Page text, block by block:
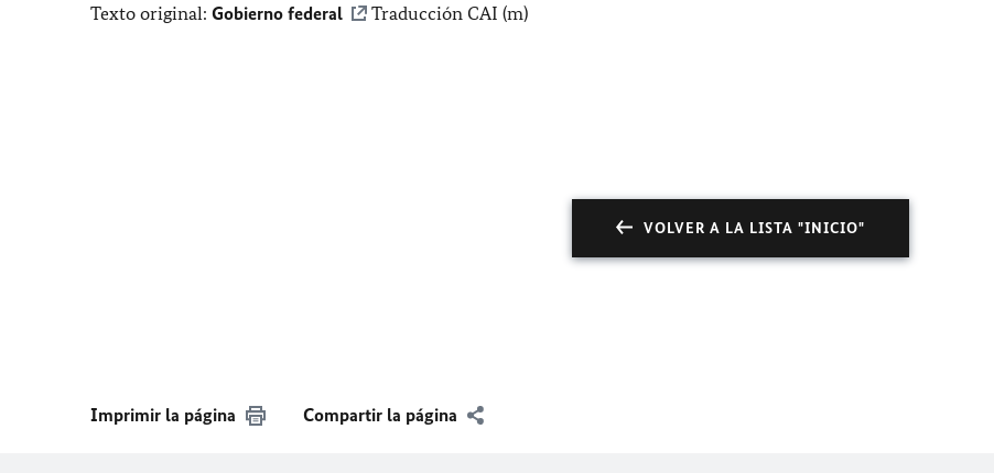
Texto original: Gobierno federal Traducción CAI (m)
VOLVER A LA LISTA "INICIO"
Imprimir la página Compartir la página